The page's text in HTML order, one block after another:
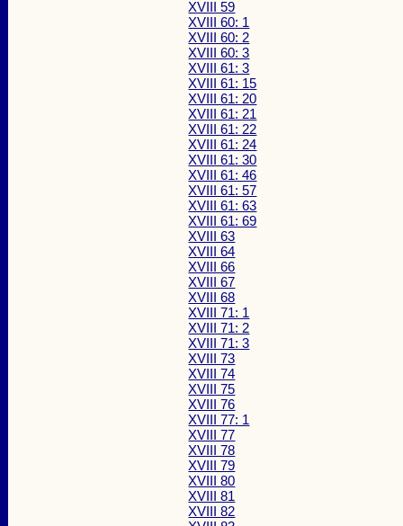
XVIII 59
XVIII 60: 1
XVIII 60: 2
XVIII 60: 3
XVIII 61: 3
XVIII 61: 15
XVIII 61: 20
XVIII 61: 21
XVIII 61: 22
XVIII 61: 24
XVIII 61: 30
XVIII 61: 46
XVIII 61: 57
XVIII 61: 63
XVIII 61: 69
XVIII 63
XVIII 64
XVIII 66
XVIII 67
XVIII 68
XVIII 71: 1
XVIII 71: 2
XVIII 71: 3
XVIII 73
XVIII 74
XVIII 75
XVIII 76
XVIII 77: 1
XVIII 77
XVIII 78
XVIII 79
XVIII 80
XVIII 81
XVIII 82